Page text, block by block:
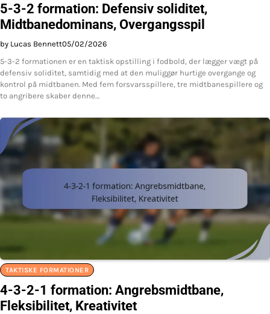
5-3-2 formation: Defensiv soliditet,
Midtbanedominans, Overgangsspil
by Lucas Bennett05/02/2026
5-3-2 formationen er en taktisk opstilling i fodbold, der lægger vægt på
defensiv soliditet, samtidig med at den muliggør hurtige overgange og
kontrol på midtbanen. Med fem forsvarsspillere, tre midtbanespillere og
to angribere skaber denne…
TAKTISKE FORMATIONER
4-3-2-1 formation: Angrebsmidtbane,
Fleksibilitet, Kreativitet